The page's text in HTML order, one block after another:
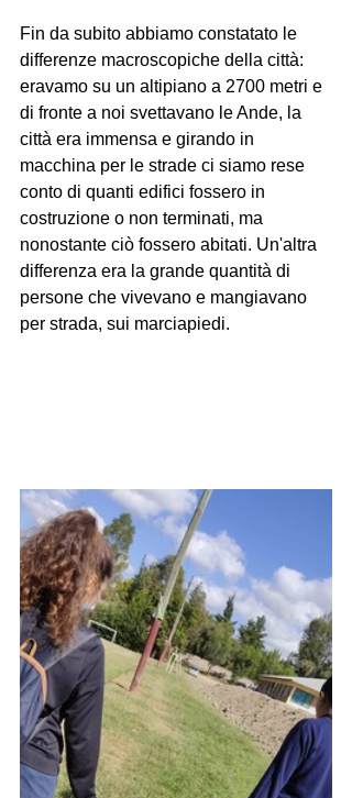
Fin da subito abbiamo constatato le
differenze macroscopiche della città:
eravamo su un altipiano a 2700 metri e
di fronte a noi svettavano le Ande, la
città era immensa e girando in
macchina per le strade ci siamo rese
conto di quanti edifici fossero in
costruzione o non terminati, ma
nonostante ciò fossero abitati. Un'altra
differenza era la grande quantità di
persone che vivevano e mangiavano
per strada, sui marciapiedi.